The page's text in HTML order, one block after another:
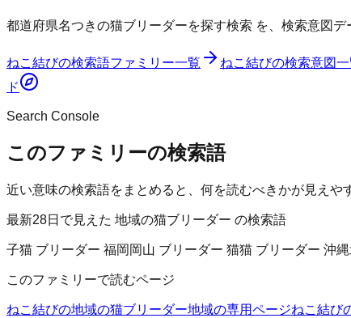
都道府県名つきの猫ブリーダーを探す検索 を、検索意図デ
ねこ結びの検索語ファミリー一覧 ねこ結びの検索意図一
ド
Search Console
このファミリーの検索語
近い意味の検索語をまとめると、何を読むべきかが見えや
最新28日で見えた 地域の猫ブリーダー の検索語
子猫 ブリーダー 福岡 岡山 ブリーダー 猫猫 ブリーダー 沖縄
このファミリーで読むページ
ねこ結びの地域の猫ブリーダー地域の専用ページねこ結び